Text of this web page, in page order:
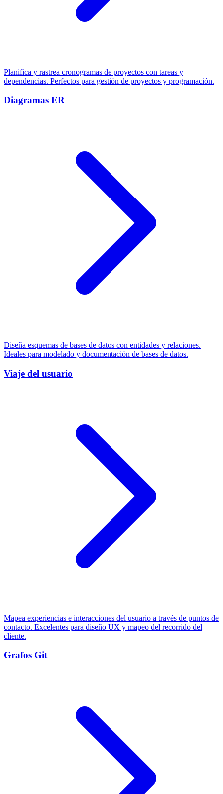
Planifica y rastrea cronogramas de proyectos con tareas y
dependencias. Perfectos para gestión de proyectos y programación.
Diagramas ER
Diseña esquemas de bases de datos con entidades y relaciones.
Ideales para modelado y documentación de bases de datos.
Viaje del usuario
Mapea experiencias e interacciones del usuario a través de puntos de
contacto. Excelentes para diseño UX y mapeo del recorrido del
cliente.
Grafos Git